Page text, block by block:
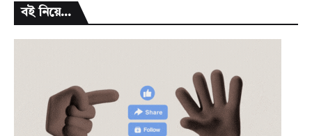
বই নিয়ে...